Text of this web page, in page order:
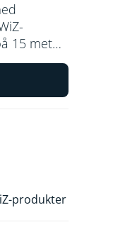
15 meter.
eller
opptil
produkter